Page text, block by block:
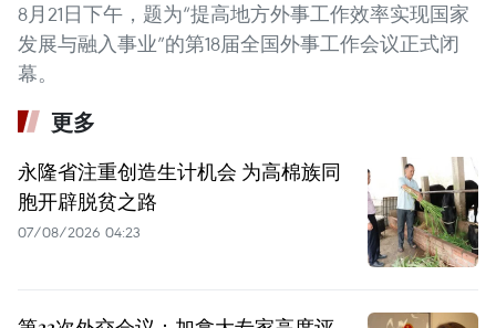
8月21日下午，题为“提高地方外事工作效率实现国家
发展与融入事业”的第18届全国外事工作会议正式闭
幕。
更多
永隆省注重创造生计机会 为高棉族同
胞开辟脱贫之路
07/08/2026 04:23